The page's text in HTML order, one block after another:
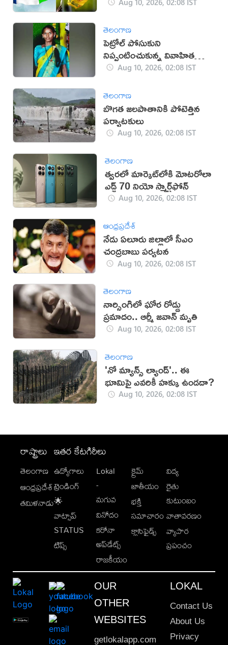
తెలంగాణ
పెట్రోల్ పోసుకుని
నిప్పంటించుకున్న వివాహిత
మృతిAug 10, 2026, 02:08 IST
తెలంగాణ
బొగత జలపాతానికి పోటెత్తిన
పర్యాటకులు
Aug 10, 2026, 02:08 IST
తెలంగాణ
త్వరలో మార్కెట్‌లోకి మోటరోలా
ఎడ్జ్ 70 నియో స్మార్ట్‌ఫోన్
Aug 10, 2026, 02:08 IST
ఆంధ్రప్రదేశ్
నేడు ఏలూరు జిల్లాలో సీఎం
చంద్రబాబు పర్యటన
Aug 10, 2026, 02:08 IST
తెలంగాణ
నార్సింగిలో ఘోర రోడ్డు
ప్రమాదం.. ఆర్మీ జవాన్ మృతి
Aug 10, 2026, 02:08 IST
తెలంగాణ
'నో మ్యాన్స్ ల్యాండ్'.. ఈ
భూమిపై ఎవరికీ హక్కు ఉండదా?
Aug 10, 2026, 02:08 IST
రాష్ట్రాలు
తెలంగాణ
ఆంధ్రప్రదేశ్
తమిళనాడు
ఇతర కేటగిరీలు
ఉద్యోగాలు
ట్రెండింగ్
🌟
వాట్సాప్
STATUS
టిప్స్
Lokal
-
మగువ
వినోదం
కరోనా
అప్‌డేట్స్
రాజకీయం
క్రైమ్
జాతీయం
భక్తి
సమాచారం
క్లాసిఫైడ్స్
విద్య
రైతు
కుటుంబం
వాతావరణం
వ్యాపార
ప్రపంచం
OUR
OTHER
WEBSITES
getlokalapp.com
LOKAL
Contact Us
About Us
Privacy